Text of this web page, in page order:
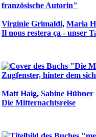
Virginie Grimaldi, Maria
Il nous restera ça - unser
Matt Haig, Sabine Hübner
Die Mitternachtsreise